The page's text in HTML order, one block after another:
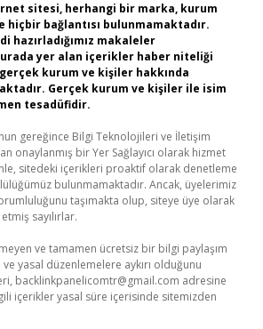
sitesi, herhangi bir marka, kurum
hiçbir bağlantısı bulunmamaktadır.
hazırladığımız makaleler
yer alan içerikler haber niteliği
kurum ve kişiler hakkında
Gerçek kurum ve kişiler ile isim
tesadüfidir.
gereğince Bilgi Teknolojileri ve İletişim
onaylanmış bir Yer Sağlayıcı olarak hizmet
sitedeki içerikleri proaktif olarak denetleme
bulunmamaktadır. Ancak, üyelerimiz
taşımakta olup, siteye üye olarak
sayılırlar.
ve tamamen ücretsiz bir bilgi paylaşım
yasal düzenlemelere aykırı olduğunu
backlinkpanelicomtr@gmail.com adresine
içerikler yasal süre içerisinde sitemizden